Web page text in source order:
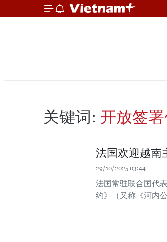
关键词: 开放签
法国欢迎越南
29/10/2025 03:44
法国常驻联合国代
约》（又称《河内